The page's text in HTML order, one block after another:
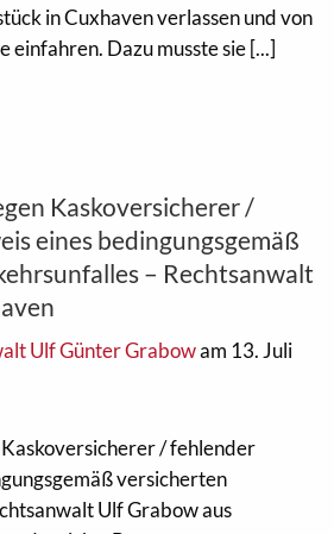
in Cuxhaven verlassen und von
einfahren. Dazu musste sie [...]
Kaskoversicherer /
eines bedingungsgemäß
– Rechtsanwalt
Ulf Günter Grabowam 13. Juli
/ fehlender
versicherten
Ulf Grabow aus